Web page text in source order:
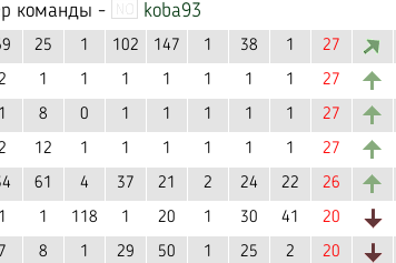
команды - koba93
25 1 102 147 1 38 1 27
1 1 1 1 1 1 1 27
1 8 0 1 1 1 1 1 27
12 1 1 1 1 1 1 27
61 4 37 21 2 24 22 26
1 1 118 1 20 1 30 41 20
7 8 1 29 50 1 25 2 20